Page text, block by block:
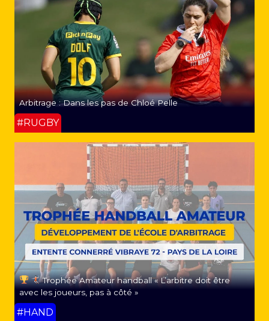
Arbitrage : Dans les pas de Chloé Pelle
#RUGBY
Trophée Amateur handball « L’arbitre doit être
avec les joueurs, pas à côté »
#HAND